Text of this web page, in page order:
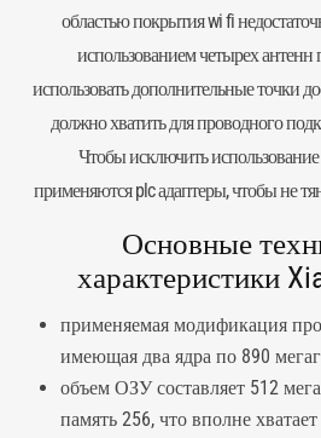
областью покрытия wi fi
использованием четырех
использовать дополнительные точки
должно хватить для проводного
Чтобы исключить
применяются plc адаптеры, чтобы не
Основные
характеристики
применяемая модификация
имеющая два ядра по 890
объем ОЗУ составляет 512
память 256, что вполне